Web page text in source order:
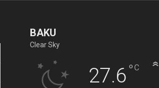
BAKU
Clear Sky
27.6°C